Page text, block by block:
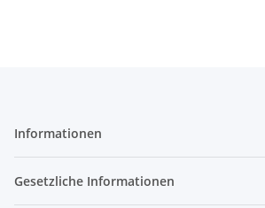
Informationen
Gesetzliche Informationen